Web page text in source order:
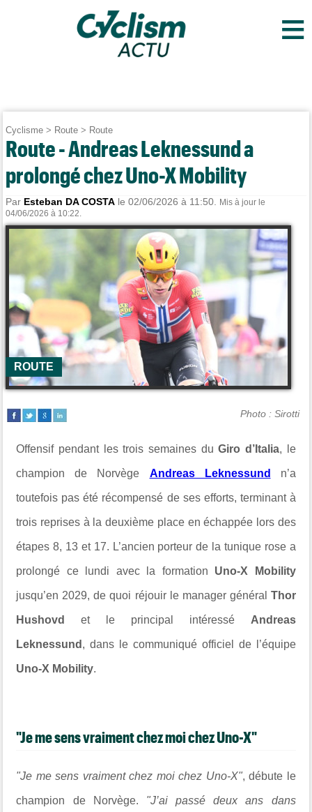
≡
Cyclisme > Route > Route
Route - Andreas Leknessund a
prolongé chez Uno-X Mobility
Par Esteban DA COSTA le 02/06/2026 à 11:50.
Mis à jour le
04/06/2026 à 10:22.
ROUTE
Photo : Sirotti
Offensif pendant les trois semaines duGiro d’Italia, le
champion de Norvège Andreas Leknessund n’a
toutefois pas été récompensé de ses efforts, terminant à
trois reprises à la deuxième place en échappée lors des
étapes 8, 13 et 17. L’ancien porteur de la tunique rose a
prolongé ce lundi avec la formation Uno-X Mobility
jusqu’en 2029, de quoi réjouir le manager général Thor
Hushovd et le principal intéressé Andreas
Leknessund , dans le communiqué officiel de l’équipe
Uno-X Mobility.
"Je me sens vraiment chez moi chez Uno-X"
"Je me sens vraiment chez moi chez Uno-X", débute le
champion de Norvège. "J’ai passé deux ans dans